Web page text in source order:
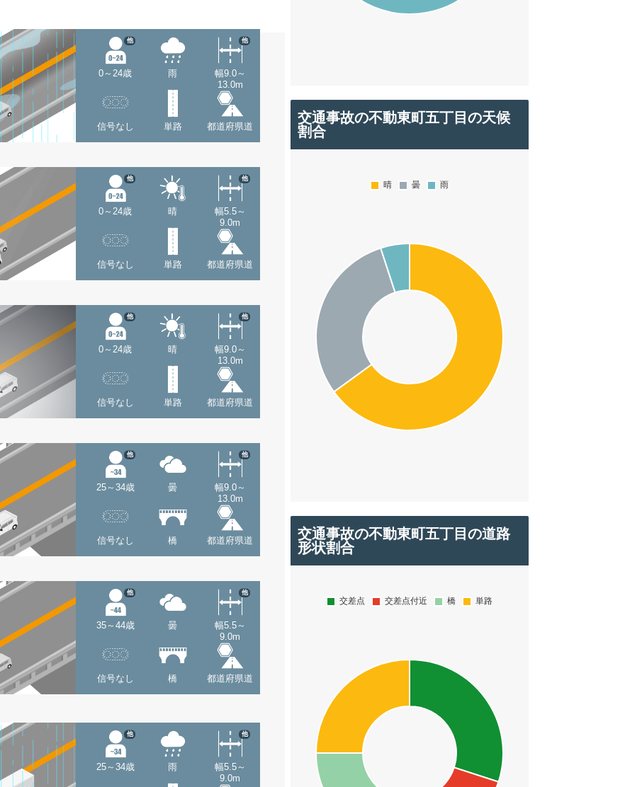
0～24歳
他
雨
幅9.0～
13.0m
他
信号なし 単路 都道府県道
0～24歳
他
晴
幅5.5～
9.0m
他
信号なし 単路 都道府県道
0～24歳
他
晴
幅9.0～
13.0m
他
信号なし 単路 都道府県道
25～34歳
他
曇
幅9.0～
13.0m
他
信号なし 橋 都道府県道
35～44歳
他
曇
幅5.5～
9.0m
他
信号なし 橋 都道府県道
25～34歳
他
雨
幅5.5～
9.0m
他
交通事故の不動東町五丁目の天候
割合
交通事故の不動東町五丁目の道路
形状割合